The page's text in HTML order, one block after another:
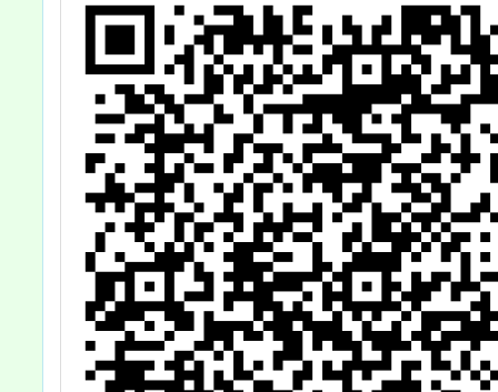
屬踴躍報名參
加，請查照。